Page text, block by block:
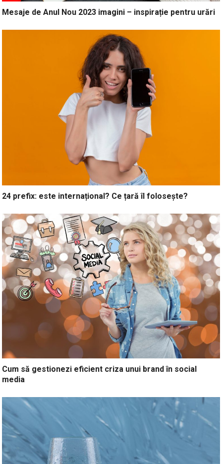
Mesaje de Anul Nou 2023 imagini – inspirație pentru urări
24 prefix: este internațional? Ce țară îl folosește?
Cum să gestionezi eficient criza unui brand în social
media